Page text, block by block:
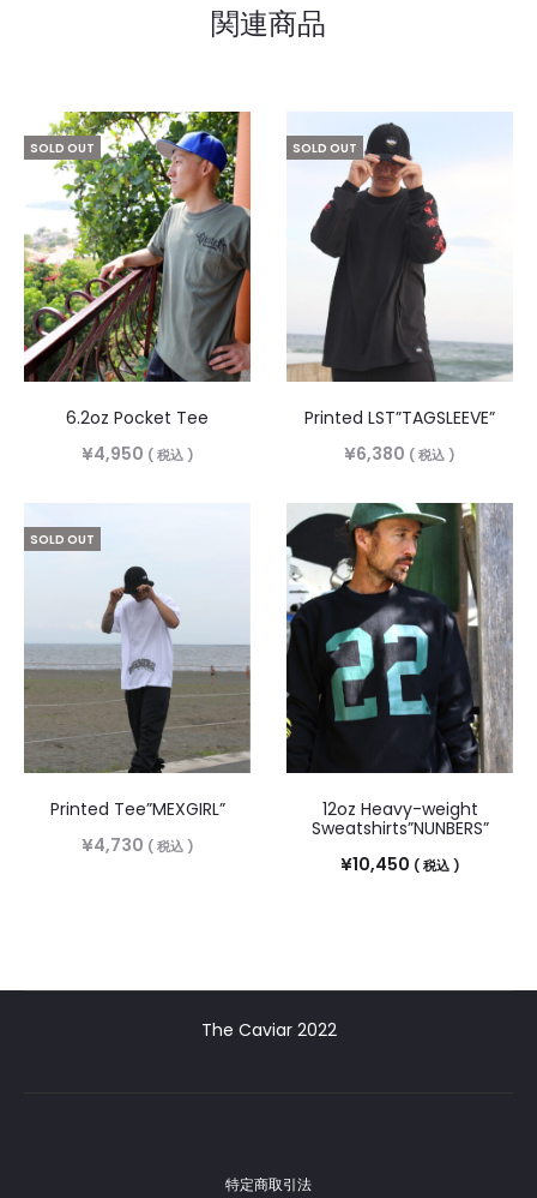
関連商品
SOLD OUT
6.2oz Pocket Tee
¥4,950 ( 税込 )
SOLD OUT
Printed LST”TAGSLEEVE”
¥6,380 ( 税込 )
SOLD OUT
Printed Tee”MEXGIRL”
¥4,730 ( 税込 )
12oz Heavy-weight
Sweatshirts”NUNBERS”
¥10,450 ( 税込 )
The Caviar 2022
特定商取引法